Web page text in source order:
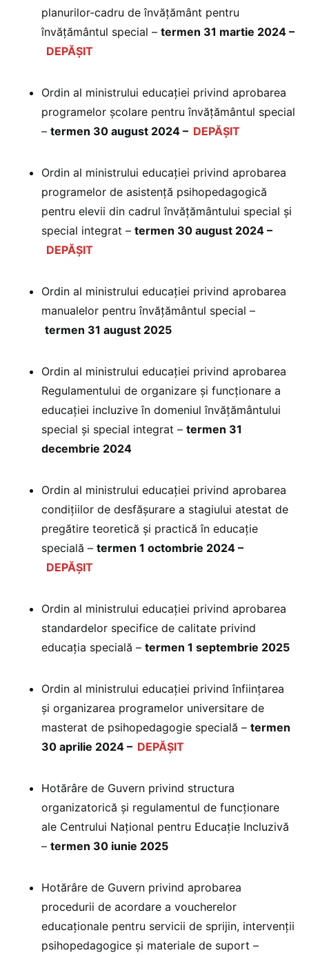
planurilor-cadru de învățământ pentru
învățământul special – termen 31 martie 2024 –
DEPĂȘIT
Ordin al ministrului educației privind aprobarea
programelor școlare pentru învățământul special
– termen 30 august 2024 – DEPĂȘIT
Ordin al ministrului educației privind aprobarea
programelor de asistență psihopedagogică
pentru elevii din cadrul învățământului special și
special integrat – termen 30 august 2024 –
DEPĂȘIT
Ordin al ministrului educației privind aprobarea
manualelor pentru învățământul special –
termen 31 august 2025
Ordin al ministrului educației privind aprobarea
Regulamentului de organizare și funcționare a
educației incluzive în domeniul învățământului
special și special integrat – termen 31
decembrie 2024
Ordin al ministrului educației privind aprobarea
condițiilor de desfășurare a stagiului atestat de
pregătire teoretică și practică în educație
specială – termen 1 octombrie 2024 –
DEPĂȘIT
Ordin al ministrului educației privind aprobarea
standardelor specifice de calitate privind
educația specială – termen 1 septembrie 2025
Ordin al ministrului educației privind înființarea
și organizarea programelor universitare de
masterat de psihopedagogie specială – termen
30 aprilie 2024 – DEPĂȘIT
Hotărâre de Guvern privind structura
organizatorică și regulamentul de funcționare
ale Centrului Național pentru Educație Incluzivă
– termen 30 iunie 2025
Hotărâre de Guvern privind aprobarea
procedurii de acordare a voucherelor
educaționale pentru servicii de sprijin, intervenții
psihopedagogice și materiale de suport –